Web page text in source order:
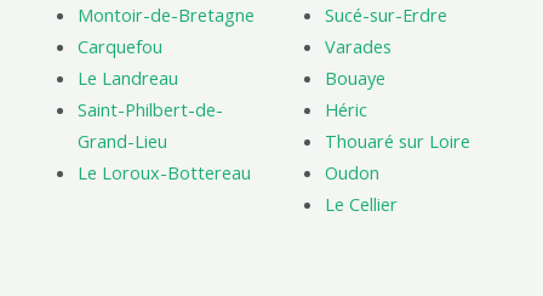
Montoir-de-Bretagne
Carquefou
Le Landreau
Saint-Philbert-de-
Grand-Lieu
Le Loroux-Bottereau
Sucé-sur-Erdre
Varades
Bouaye
Héric
Thouaré sur Loire
Oudon
Le Cellier